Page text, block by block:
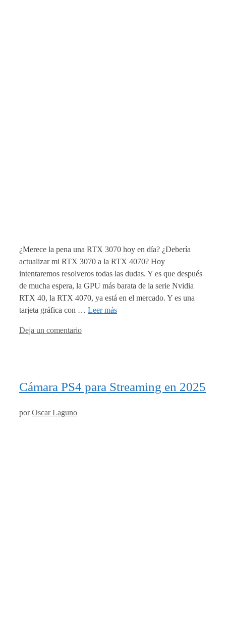
¿Merece la pena una RTX 3070 hoy en día? ¿Debería
actualizar mi RTX 3070 a la RTX 4070? Hoy
intentaremos resolveros todas las dudas. Y es que después
de mucha espera, la GPU más barata de la serie Nvidia
RTX 40, la RTX 4070, ya está en el mercado. Y es una
tarjeta gráfica con … Leer más
Deja un comentario
Cámara PS4 para Streaming en 2025
porOscar Laguno